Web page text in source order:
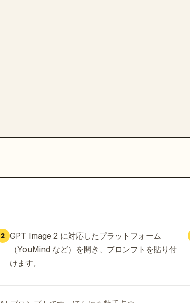
2 GPT Image 2 に対応したプラットフォーム
（YouMind など）を開き、プロンプトを貼り付
けます。